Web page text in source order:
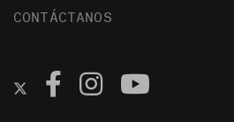
CONTÁCTANOS